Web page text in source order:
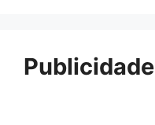
Publicidade